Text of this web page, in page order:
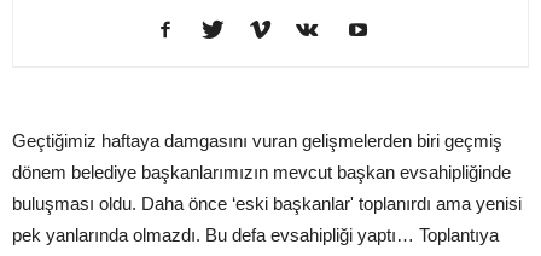
Geçtiğimiz haftaya damgasını vuran gelişmelerden biri geçmiş
dönem belediye başkanlarımızın mevcut başkan evsahipliğinde
buluşması oldu. Daha önce ‘eski başkanlar' toplanırdı ama yenisi
pek yanlarında olmazdı. Bu defa evsahipliği yaptı… Toplantıya